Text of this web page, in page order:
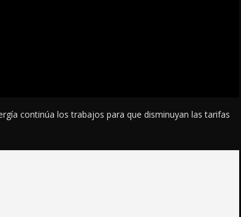
continúa los trabajos para que disminuyan las tarifas